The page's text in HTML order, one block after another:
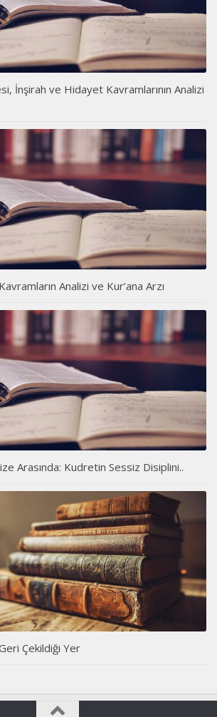
İnşirah ve Hidayet Kavramlarının Analizi
Analizi ve Kur’ana Arzı
Arasında: Kudretin Sessiz Disiplini..
Çekildiği Yer